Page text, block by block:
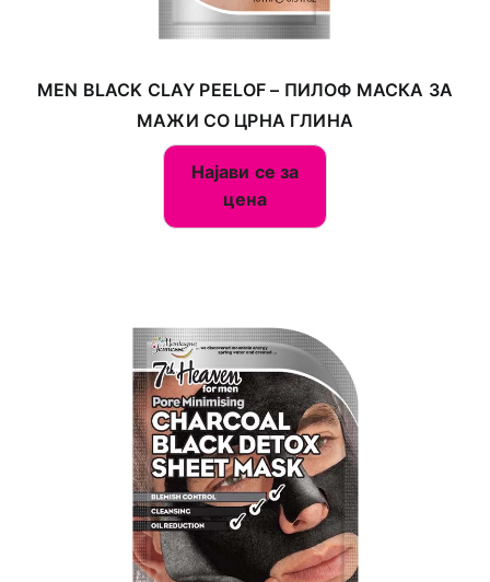
MEN BLACK CLAY PEELOF – ПИЛОФ МАСКА ЗА
МАЖИ СО ЦРНА ГЛИНА
Најави се за
цена